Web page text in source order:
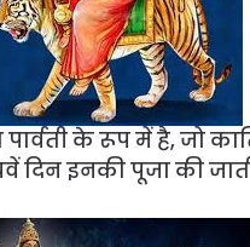
के रूप में है, जो
दिन इनकी पूजा की